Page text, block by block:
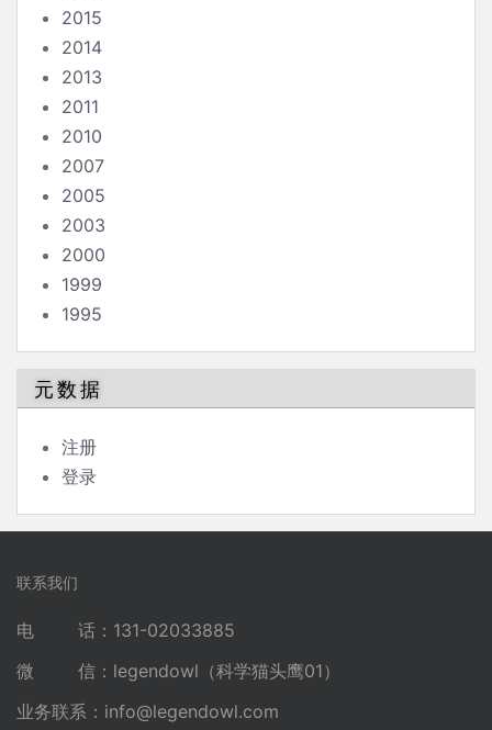
2015
2014
2013
2011
2010
2007
2005
2003
2000
1999
1995
元数据
注册
登录
联系我们
电 话：131-02033885
微 信：legendowl（科学猫头鹰01）
业务联系： info@legendowl.com